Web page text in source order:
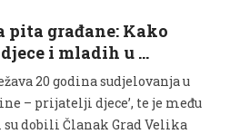
pita građane: Kako
i mladih u …
20 godina sudjelovanja u
– prijatelji djece’, te je među
dobili Članak Grad Velika